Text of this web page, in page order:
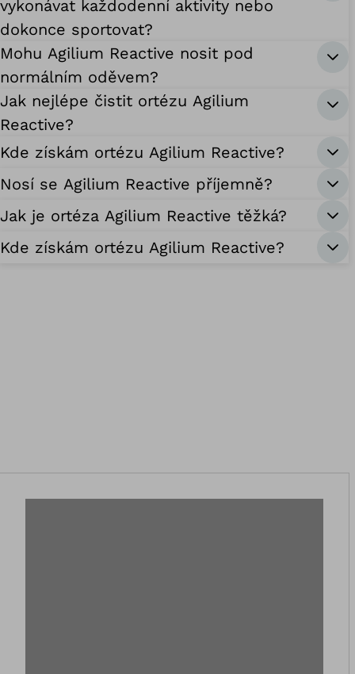
vykonávat každodenní aktivity nebo
dokonce sportovat?
Mohu Agilium Reactive nosit pod
normálním oděvem?
Jak nejlépe čistit ortézu Agilium
Reactive?
Kde získám ortézu Agilium Reactive?
Nosí se Agilium Reactive příjemně?
Jak je ortéza Agilium Reactive těžká?
Kde získám ortézu Agilium Reactive?